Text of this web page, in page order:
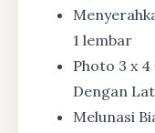
1 lembar
Photo 3 x 4
Dengan
Melunasi